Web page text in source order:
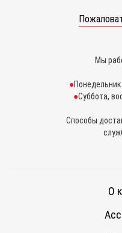
Мы
Суббота,
Способы
О